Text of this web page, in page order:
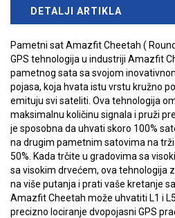
DETALJI ARTIKLA
Pametni sat Amazfit Cheetah (
GPS tehnologija u industriji Amazfit
pametnog sata sa svojom
pojasa, koja hvata istu vrstu kružno
emituju svi sateliti. Ova tehnologija
maksimalnu količinu signala i pruži
je sposobna da uhvati skoro 100%
na drugim pametnim satovima na
50%. Kada trčite u gradovima sa
sa visokim drvećem, ova tehnologija
na više putanja i prati vaše kretanje
Amazfit Cheetah može uhvatiti L1 i
precizno lociranje dvopojasni GPS